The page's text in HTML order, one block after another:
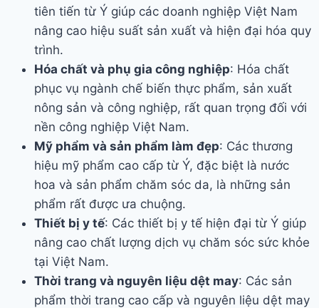
tiên tiến từ Ý giúp các doanh nghiệp Việt Nam
nâng cao hiệu suất sản xuất và hiện đại hóa quy
trình.
Hóa chất và phụ gia công nghiệp: Hóa chất
phục vụ ngành chế biến thực phẩm, sản xuất
nông sản và công nghiệp, rất quan trọng đối với
nền công nghiệp Việt Nam.
Mỹ phẩm và sản phẩm làm đẹp: Các thương
hiệu mỹ phẩm cao cấp từ Ý, đặc biệt là nước
hoa và sản phẩm chăm sóc da, là những sản
phẩm rất được ưa chuộng.
Thiết bị y tế: Các thiết bị y tế hiện đại từ Ý giúp
nâng cao chất lượng dịch vụ chăm sóc sức khỏe
tại Việt Nam.
Thời trang và nguyên liệu dệt may: Các sản
phẩm thời trang cao cấp và nguyên liệu dệt may